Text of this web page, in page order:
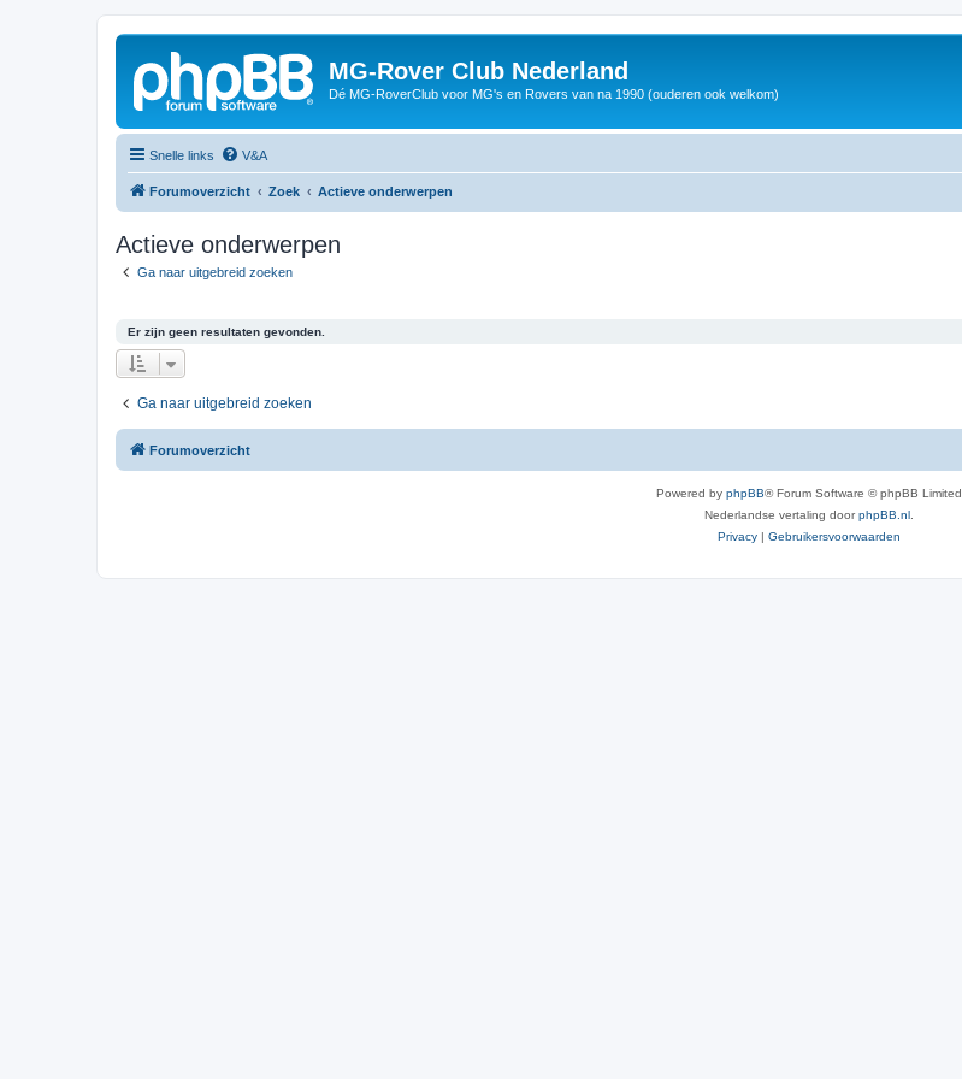
MG-Rover Club Nederland
Dé MG-RoverClub voor MG's en Rovers van na 1990 (ouderen ook welkom)
Snelle links V&A
Forumoverzicht Zoek Actieve onderwerpen
Actieve onderwerpen
Ga naar uitgebreid zoeken
Er zijn geen resultaten gevonden.
Ga naar uitgebreid zoeken
Forumoverzicht
Powered by phpBB® Forum Software © phpBB Limited
Nederlandse vertaling doorphpBB.nl
Privacy | Gebruikersvoorwaarden